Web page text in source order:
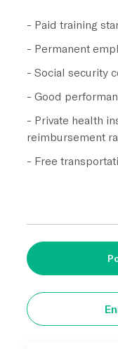
- Paid training
- Permanent
- Social security
- Good
- Private health
reimbursement
- Free